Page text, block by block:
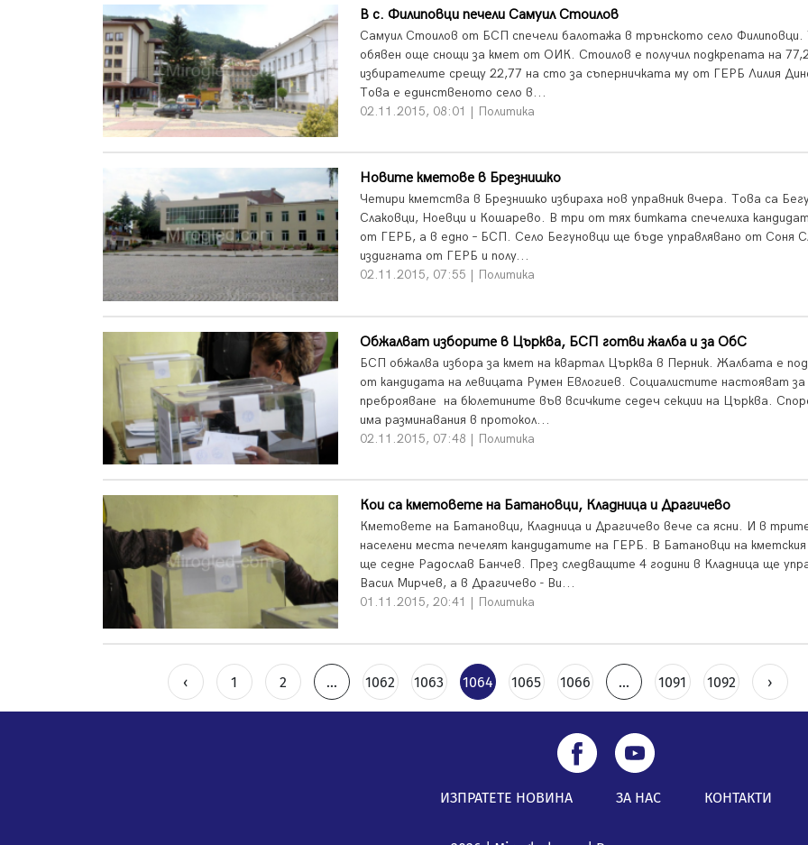
В с. Филиповци печели Самуил Стоилов
Самуил Стоилов от БСП спечели балотажа в трънското село Филиповци.
обявен още снощи за кмет от ОИК. Стоилов е получил подкрепата на
избирателите срещу 22,77 на сто за съперничката му от ГЕРБ Лилия
Това е единственото село в...
02.11.2015, 08:01 | Политика
Новите кметове в Брезнишко
Четири кметства в Брезнишко избираха нов управник вчера. Това са
Слаковци, Ноевци и Кошарево. В три от тях битката спечелиха
от ГЕРБ, а в едно – БСП. Село Бегуновци ще бъде управлявано от Соня
издигната от ГЕРБ и полу...
02.11.2015, 07:55 | Политика
Обжалват изборите в Църква, БСП готви жалба и за ОбС
БСП обжалва избора за кмет на квартал Църква в Перник. Жалбата е
от кандидата на левицата Румен Евлогиев. Социалистите настояват за
преброяване на бюлетините във всичките седеч секции на Църква.
има разминавания в протокол...
02.11.2015, 07:48 | Политика
Кои са кметовете на Батановци, Кладница и Драгичево
Кметовете на Батановци, Кладница и Драгичево вече са ясни. И в
населени места печелят кандидатите на ГЕРБ. В Батановци на
ще седне Радослав Банчев. През следващите 4 години в Кладница ще
Васил Мирчев, а в Драгичево - Ви...
01.11.2015, 20:41 | Политика
‹ 1 2 ... 1062 1063 1064 1065 1066 ... 1091 1092 ›
ИЗПРАТЕТЕ НОВИНА ЗА НАС КОНТАКТИ